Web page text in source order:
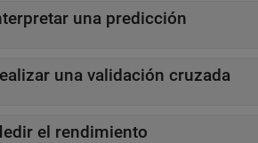
una predicción
una validación cruzada
el rendimiento